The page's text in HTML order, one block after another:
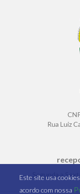
Este site usa
acordo com nossa
Rua Luiz
Segunda a